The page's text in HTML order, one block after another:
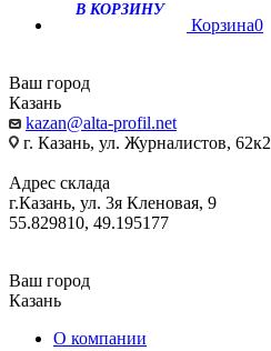
В КОРЗИНУ
Корзина0
Ваш город
Казань
kazan@alta-profil.net
г. Казань, ул. Журналистов, 62к2
Адрес склада
г.Казань, ул. 3я Кленовая, 9
55.829810, 49.195177
Ваш город
Казань
О компании